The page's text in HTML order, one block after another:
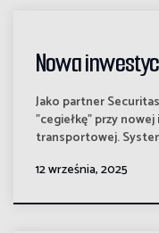
Nowa
Jako partner
"cegiełkę" przy
transportowej.
12 września, 2025